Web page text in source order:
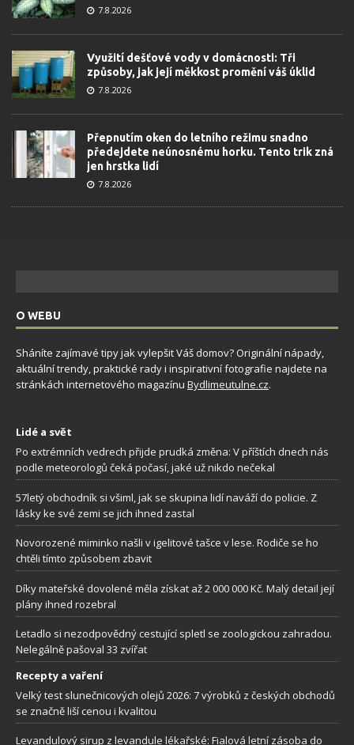
7.8.2026
Využití dešťové vody v domácnosti: Tři
způsoby, jak její měkkost promění váš úklid
7.8.2026
Přepnutím oken do letního režimu snadno
předejdete neúnosnému horku. Tento trik zná
jen hrstka lidí
7.8.2026
O WEBU
Sháníte zajímavé tipy jak vylepšit Váš domov? Originální nápady,
aktuální trendy, praktické rady i inspirativní fotografie najdete na
stránkách internetového magazínu Bydlimeutulne.cz.
Lidé a svět
Po extrémních vedrech přijde prudká změna: V příštích dnech nás
podle meteorologů čeká počasí, jaké už nikdo nečekal
57letý obchodník si všiml, jak se skupina lidí naváží do policie. Z
lásky ke své zemi se jich ihned zastal
Novorozené miminko našli v igelitové tašce v lese. Rodiče se ho
chtěli tímto způsobem zbavit
Díky mateřské dovolené měla získat až 2 000 000 Kč. Malý detail její
plány ihned rozebral
Letadlo si nezodpovědný cestující spletl se zoologickou zahradou.
Nelegálně pašoval 33 zvířat
Recepty a vaření
Velký test slunečnicových olejů 2026: 7 výrobků z českých obchodů
se značně liší cenou i kvalitou
Levandulový sirup z levandule lékařské: Fialová letní zásoba do